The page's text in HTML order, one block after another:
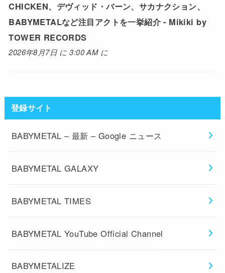
CHICKEN、デヴィッド・バーン、サカナクション、
BABYMETALなど注目アクトを一挙紹介 - Mikiki by
TOWER RECORDS
2026年8月7日 に 3:00 AM に
登録サイト
BABYMETAL – 最新 – Google ニュース
BABYMETAL GALAXY
BABYMETAL TIMES
BABYMETAL YouTube Official Channel
BABYMETALIZE